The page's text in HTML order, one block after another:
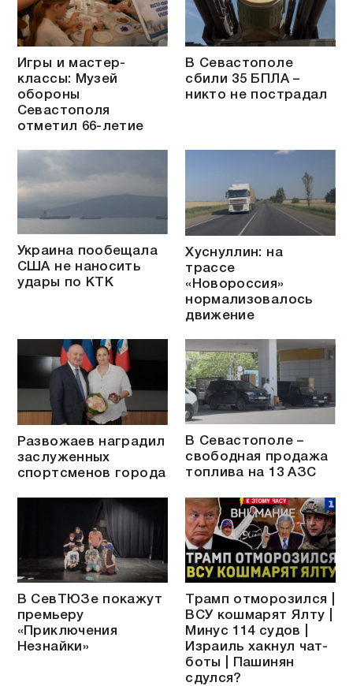
Игры и мастер-
классы: Музей
обороны
Севастополя
отметил 66-летие
В Севастополе
сбили 35 БПЛА –
никто не пострадал
Украина пообещала
США не наносить
удары по КТК
Хуснуллин: на
трассе
«Новороссия»
нормализовалось
движение
Развожаев наградил
заслуженных
спортсменов города
В Севастополе –
свободная продажа
топлива на 13 АЗС
В СевТЮЗе покажут
премьеру
«Приключения
Незнайки»
Трамп отморозился |
ВСУ кошмарят Ялту |
Минус 114 судов |
Израиль хакнул чат-
боты | Пашинян
сдулся?